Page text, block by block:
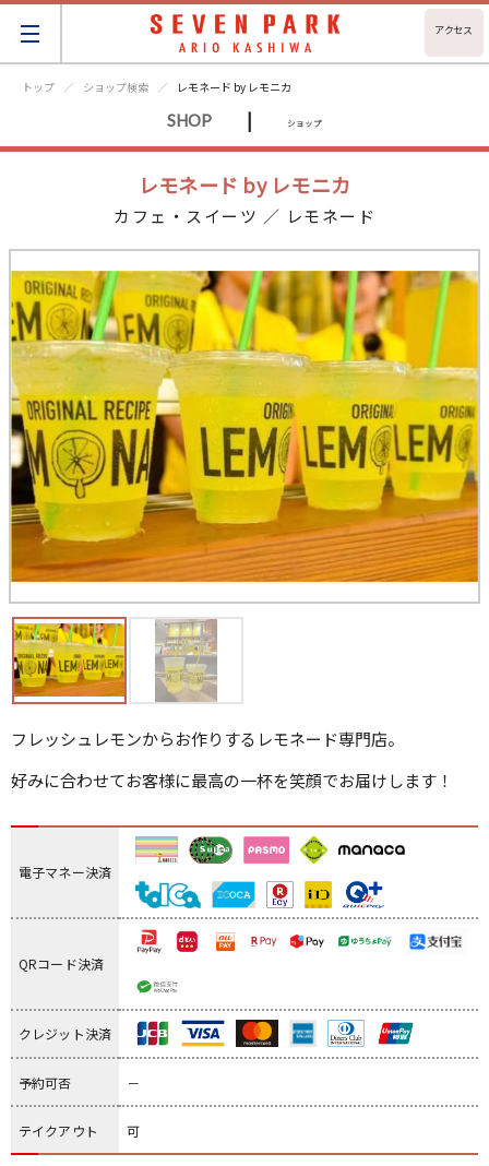
アクセス
トップ ショップ検索 レモネード by レモニカ
SHOP | ショップ
レモネード by レモニカ
カフェ・スイーツ ／ レモネード
フレッシュレモンからお作りするレモネード専門店。
好みに合わせてお客様に最高の一杯を笑顔でお届けします！
電子マネー決済
QRコード決済
クレジット決済
予約可否 －
テイクアウト 可